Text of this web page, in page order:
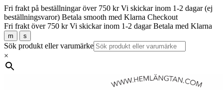
Fri frakt på beställningar över 750 kr Vi skickar inom 1-2 dagar (ej
beställningsvaror) Betala smooth med Klarna Checkout
Fri frakt över 750 kr Vi skickar inom 1-2 dagar Betala med Klarna
m s
Sök produkt eller varumärke
×